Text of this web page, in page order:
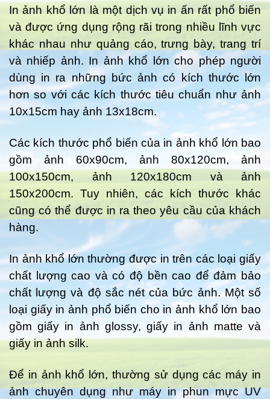
In ảnh khổ lớn là một dịch vụ in ấn rất phổ biến
và được ứng dụng rộng rãi trong nhiều lĩnh vực
khác nhau như quảng cáo, trưng bày, trang trí
và nhiếp ảnh. In ảnh khổ lớn cho phép người
dùng in ra những bức ảnh có kích thước lớn
hơn so với các kích thước tiêu chuẩn như ảnh
10x15cm hay ảnh 13x18cm.
Các kích thước phổ biến của in ảnh khổ lớn bao
gồm ảnh 60x90cm, ảnh 80x120cm, ảnh
100x150cm, ảnh 120x180cm và ảnh
150x200cm. Tuy nhiên, các kích thước khác
cũng có thể được in ra theo yêu cầu của khách
hàng.
In ảnh khổ lớn thường được in trên các loại giấy
chất lượng cao và có độ bền cao để đảm bảo
chất lượng và độ sắc nét của bức ảnh. Một số
loại giấy in ảnh phổ biến cho in ảnh khổ lớn bao
gồm giấy in ảnh glossy, giấy in ảnh matte và
giấy in ảnh silk.
Để in ảnh khổ lớn, thường sử dụng các máy in
ảnh chuyên dụng như máy in phun mực UV